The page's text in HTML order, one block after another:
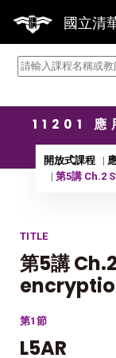
國立清
11201
開放式課程
第5講 Ch.2
TITLE
第5講
第1節
L5AR